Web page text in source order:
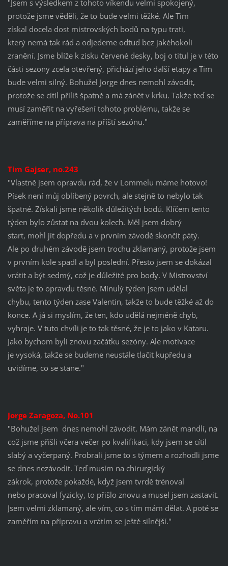
"Jsem s výsledkem z tohoto víkendu velmi spokojený,
protože jsme věděli, že to bude velmi těžké. Ale Tim
získal docela dost mistrovských bodů na typu trati,
který nemá tak rád a odjedeme odtud bez jakéhokoli
zranění. Jsme blíže k zisku červené desky, boj o titul je v této
části sezony zcela otevřený, přichází jeho další etapy a Tim
bude velmi silný. Bohužel Jorge dnes nemohl závodit,
protože se cítil příliš špatně a má zánět v krku. Takže teď se
musí zaměřit na vyřešení tohoto problému, takže se
zaměříme na příprava na příští sezónu."
Tim Gajser, no.243
"Vlastně jsem opravdu rád, že v Lommelu máme hotovo!
Písek není můj oblíbený povrch, ale stejně to nebylo tak
špatné. Získali jsme několik důležitých bodů. Klíčem tento
týden bylo zůstat na dvou kolech. Měl jsem dobrý
start, mohl jít dopředu a v prvním závodě skončit pátý.
Ale po druhém závodě jsem trochu zklamaný, protože jsem
v prvním kole spadl a byl poslední. Přesto jsem se dokázal
vrátit a být sedmý, což je důležité pro body. V Mistrovství
světa je to opravdu těsné. Minulý týden jsem udělal
chybu, tento týden zase Valentin, takže to bude těžké až do
konce. A já si myslím, že ten, kdo udělá nejméně chyb,
vyhraje. V tuto chvíli je to tak těsné, že je to jako v Kataru.
Jako bychom byli znovu začátku sezóny. Ale motivace
je vysoká, takže se budeme neustále tlačit kupředu a
uvidíme, co se stane."
Jorge Zaragoza, No.101
"Bohužel jsem dnes nemohl závodit. Mám zánět mandlí, na
což jsme přišli včera večer po kvalifikaci, kdy jsem se cítil
slabý a vyčerpaný. Probrali jsme to stýmem a rozhodli jsme
se dnes nezávodit. Teď musím na chirurgický
zákrok, protože pokaždé, když jsem tvrdě trénoval
nebo pracoval fyzicky, to přišlo znovu a musel jsem zastavit.
Jsem velmi zklamaný, ale vím, co s tím mám dělat. A poté se
zaměřím na přípravu a vrátím se ještě silnější."